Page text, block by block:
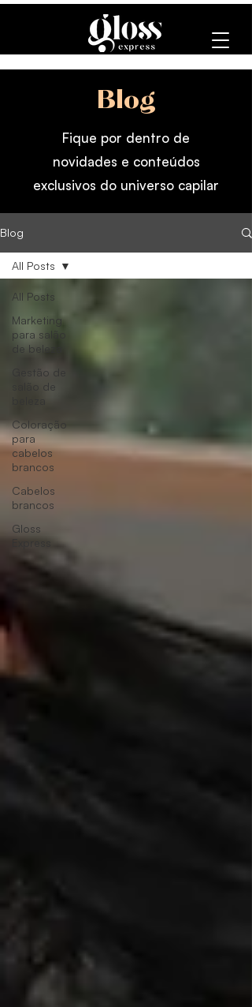
Blog
Fique por dentro de
novidades e conteúdos
exclusivos do universo capilar
Blog
All Posts
Marketing
para salão
de beleza
Gestão de
salão de
Coloração
para
cabelos
brancos
Cabelos
brancos
Gloss
Express
All Posts